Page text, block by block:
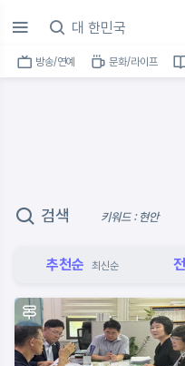
방송/연예 문화/라이프
검색 키워드 : 현안
추천순 최신순